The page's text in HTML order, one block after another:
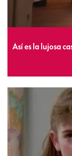
Así es la lujosa